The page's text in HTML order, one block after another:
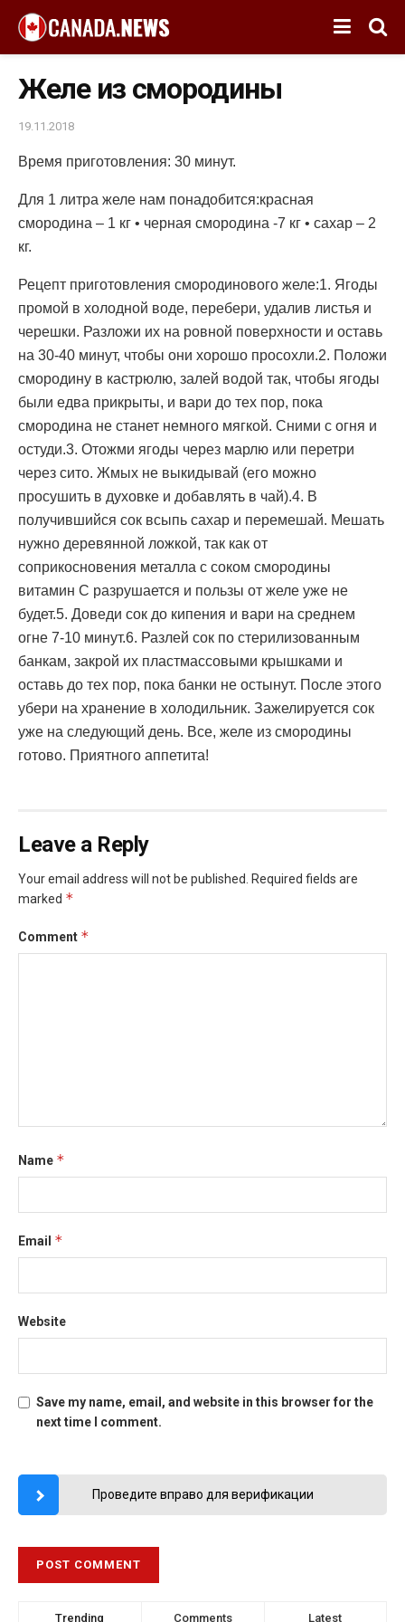
Желе из смородины
19.11.2018
Время приготовления: 30 минут.
Для 1 литра желе нам понадобится:красная
смородина – 1 кг • черная смородина -7 кг • сахар – 2
кг.
Рецепт приготовления смородинового желе:1. Ягоды
промой в холодной воде, перебери, удалив листья и
черешки. Разложи их на ровной поверхности и оставь
на 30-40 минут, чтобы они хорошо просохли.2. Положи
смородину в кастрюлю, залей водой так, чтобы ягоды
были едва прикрыты, и вари до тех пор, пока
смородина не станет немного мягкой. Сними с огня и
остуди.3. Отожми ягоды через марлю или перетри
через сито. Жмых не выкидывай (его можно
просушить в духовке и добавлять в чай).4. В
получившийся сок всыпь сахар и перемешай. Мешать
нужно деревянной ложкой, так как от
соприкосновения металла с соком смородины
витамин С разрушается и пользы от желе уже не
будет.5. Доведи сок до кипения и вари на среднем
огне 7-10 минут.6. Разлей сок по стерилизованным
банкам, закрой их пластмассовыми крышками и
оставь до тех пор, пока банки не остынут. После этого
убери на хранение в холодильник. Зажелируется сок
уже на следующий день. Все, желе из смородины
готово. Приятного аппетита!
Leave a Reply
Your email address will not be published.
Required fields are
marked *
Comment *
Name *
Email *
Website
Save my name, email, and website in this browser for the
next time I comment.
Проведите вправо для верификации
Trending Comments Latest